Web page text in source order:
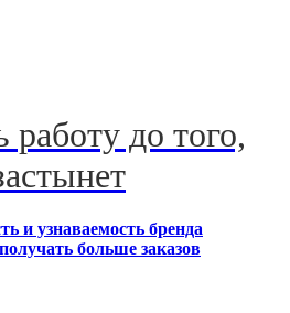
до того,
и узнаваемость бренда
больше заказов